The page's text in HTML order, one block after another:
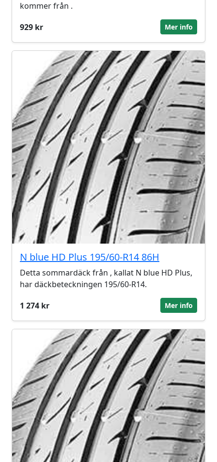
kommer från .
929 kr
Mer info
N blue HD Plus 195/60-R14 86H
Detta sommardäck från , kallat N blue HD Plus,
har däckbeteckningen 195/60-R14.
1 274 kr
Mer info